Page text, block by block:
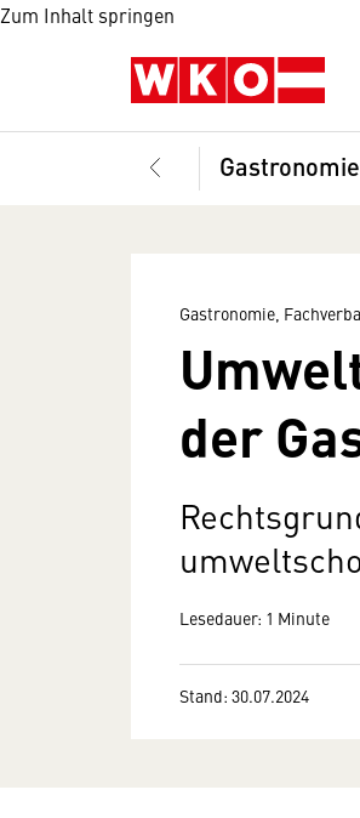
Zum Inhalt springen
Gastronomie,
der
Lesedauer: 1 Minute
Stand: 30.07.2024